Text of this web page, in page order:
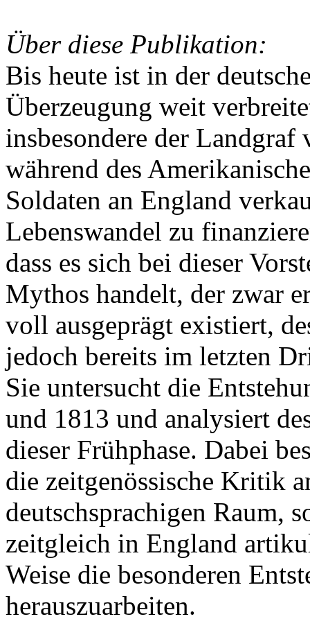
Über diese Publikation:
Bis heute ist in der
Überzeugung weit
insbesondere der Landgraf
während des
Soldaten an England
Lebenswandel zu
dass es sich bei dieser
Mythos handelt, der zwar
voll ausgeprägt existiert,
jedoch bereits im letzten
Sie untersucht die
und 1813 und analysiert
dieser Frühphase. Dabei
die zeitgenössische Kritik
deutschsprachigen Raum,
zeitgleich in England
Weise die besonderen
herauszuarbeiten.